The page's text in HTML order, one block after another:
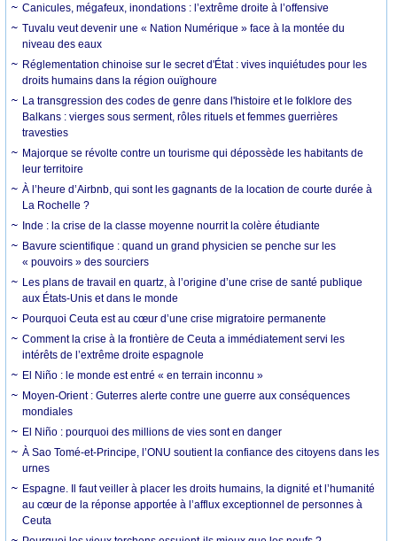
Canicules, mégafeux, inondations : l’extrême droite à l’offensive
Tuvalu veut devenir une « Nation Numérique » face à la montée du
niveau des eaux
Réglementation chinoise sur le secret d'État : vives inquiétudes pour les
droits humains dans la région ouïghoure
La transgression des codes de genre dans l'histoire et le folklore des
Balkans : vierges sous serment, rôles rituels et femmes guerrières
travesties
Majorque se révolte contre un tourisme qui dépossède les habitants de
leur territoire
À l’heure d’Airbnb, qui sont les gagnants de la location de courte durée à
La Rochelle ?
Inde : la crise de la classe moyenne nourrit la colère étudiante
Bavure scientifique : quand un grand physicien se penche sur les
« pouvoirs » des sourciers
Les plans de travail en quartz, à l’origine d’une crise de santé publique
aux États-Unis et dans le monde
Pourquoi Ceuta est au cœur d’une crise migratoire permanente
Comment la crise à la frontière de Ceuta a immédiatement servi les
intérêts de l’extrême droite espagnole
El Niño : le monde est entré « en terrain inconnu »
Moyen-Orient : Guterres alerte contre une guerre aux conséquences
mondiales
El Niño : pourquoi des millions de vies sont en danger
À Sao Tomé-et-Principe, l’ONU soutient la confiance des citoyens dans les
urnes
Espagne. Il faut veiller à placer les droits humains, la dignité et l’humanité
au cœur de la réponse apportée à l’afflux exceptionnel de personnes à
Ceuta